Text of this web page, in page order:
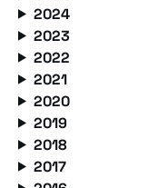
2024
2023
2022
2021
2020
2019
2018
2017